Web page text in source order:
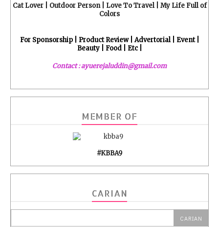
Cat Lover | Outdoor Person | Love To Travel | My Life Full of
Colors
For Sponsorship | Product Review | Advertorial | Event |
Beauty | Food | Etc |
Contact : ayuerejaluddin@gmail.com
MEMBER OF
#KBBA9
CARIAN